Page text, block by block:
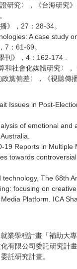
究〉，《台海研究》
》，27：28-34。
A case study
：61-69。
》，4：162-174 .
社會化媒體研究〉，
黨偏差〉，《視聽傳
in Post-
of emotional
Reports in Multiple
The 68th
focusing on
Platform. ICA
學程計畫「補助大專
有限公司委託研究計畫
託研究計畫。